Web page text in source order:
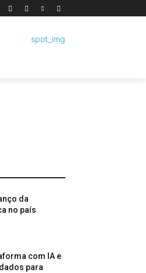
da
no país
com IA e
para